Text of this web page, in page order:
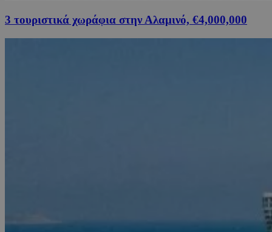
3 τουριστικά χωράφια στην Αλαμινό, €4,000,000